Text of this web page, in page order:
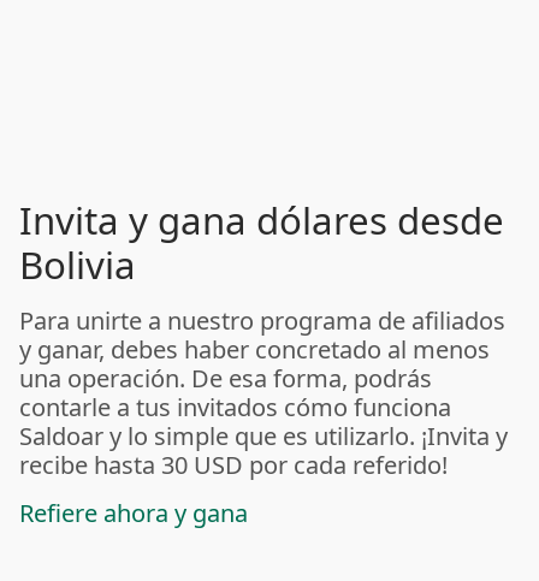
Invita y gana dólares desde
Bolivia
Para unirte a nuestro programa de afiliados
y ganar, debes haber concretado al menos
una operación. De esa forma, podrás
contarle a tus invitados cómo funciona
Saldoar y lo simple que es utilizarlo. ¡Invita y
recibe hasta 30 USD por cada referido!
Refiere ahora y gana